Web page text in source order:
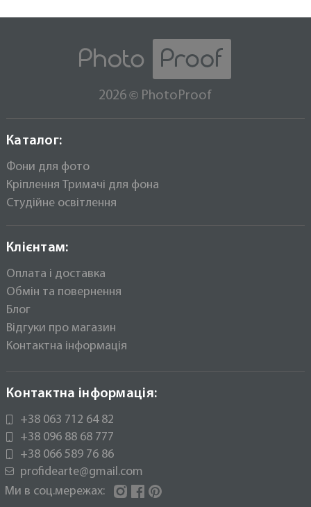
2026© PhotoProof
Каталог:
Фони для фото
Кріплення Тримачі для фона
Студійне освітлення
Клієнтам:
Оплата і доставка
Обмін та повернення
Блог
Відгуки про магазин
Контактна інформація
Контактна інформація:
+38 063 712 64 82
+38 096 88 68 777
+38 066 589 76 86
profidearte@gmail.com
Ми в соц.мережах:
Instagram
Facebook